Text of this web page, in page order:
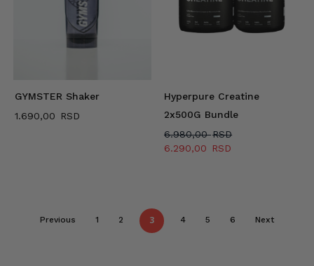
GYMSTER Shaker
1.690,00
Hyperpure Creatine
2x500G Bundle
6.980,00
Originalna
6.290,00
Previous 1 2 3 4 5 6 Next